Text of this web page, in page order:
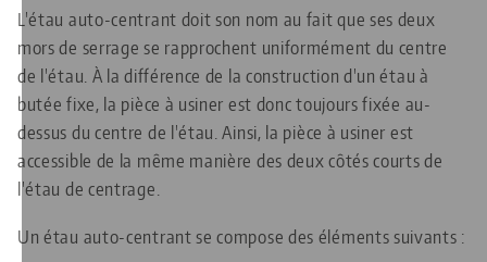
L'étau auto-centrant doit son nom au fait que ses deux
mors de serrage se rapprochent uniformément du centre
de l'étau. À la différence de la construction d'un étau à
butée fixe, la pièce à usiner est donc toujours fixée au-
dessus du centre de l'étau. Ainsi, la pièce à usiner est
accessible de la même manière des deux côtés courts de
l'étau de centrage.
Un étau auto-centrant se compose des éléments suivants :